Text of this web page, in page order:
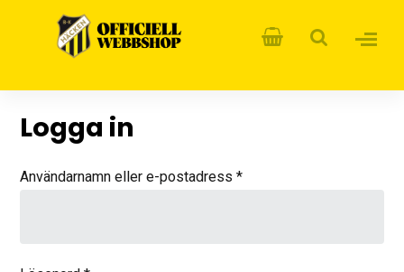
Logga in
Användarnamn eller e-postadress*